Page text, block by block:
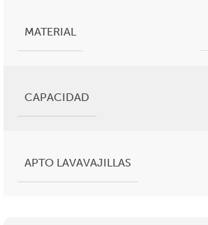
MATERIAL
CAPACIDAD
APTO LAVAVAJILLAS